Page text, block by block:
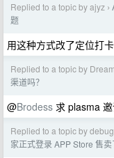
Replied to a topic by ajyz ›
题
用这种方式改了定位打
Replied to a topic by
渠道吗？
@Brodess 求 plasma
Replied to a topic by
家正式登录 APP Store 售卖